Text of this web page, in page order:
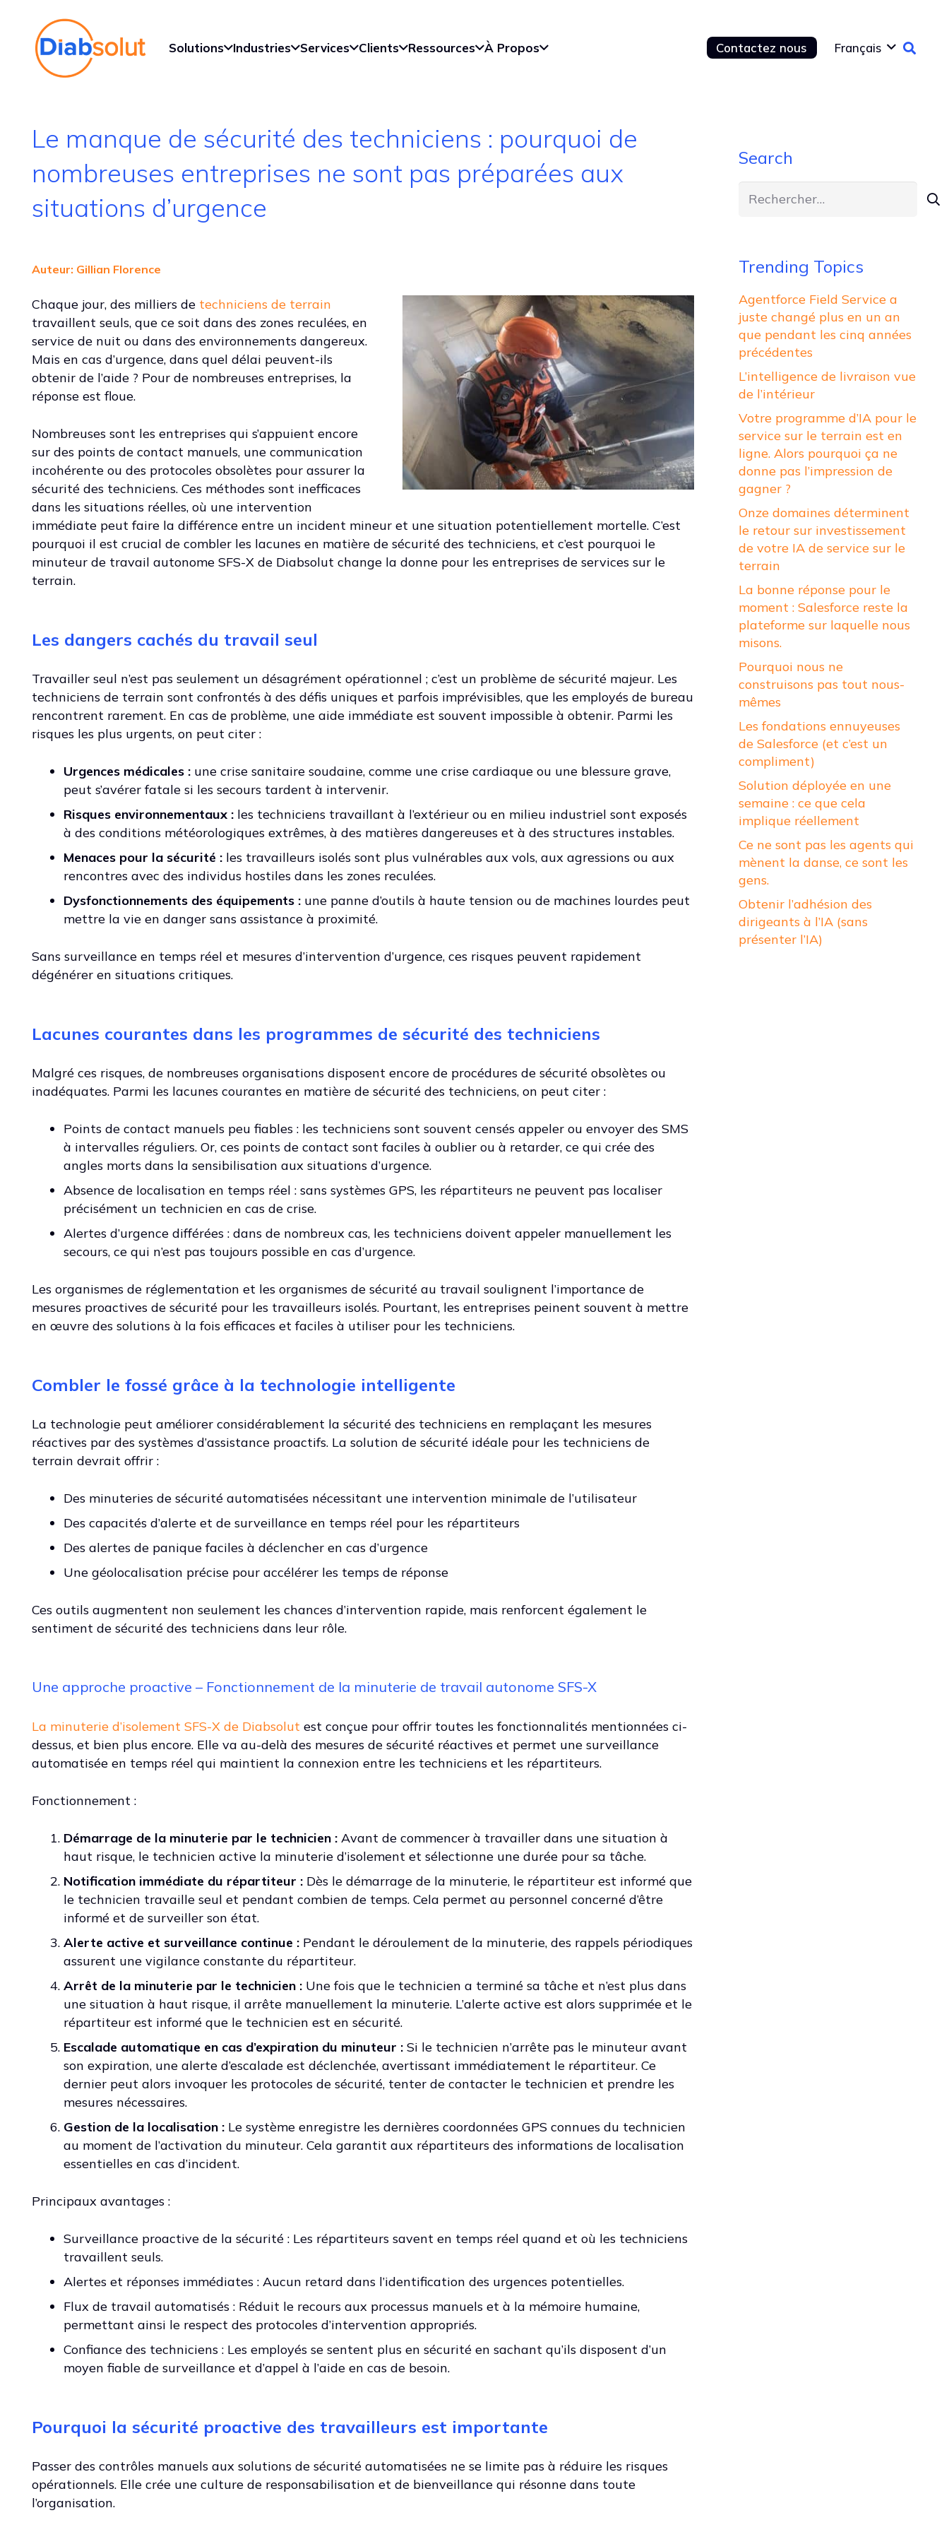
Solutions Industries Services Clients Ressources À Propos Contactez nous Français
Le manque de sécurité des techniciens : pourquoi de
nombreuses entreprises ne sont pas préparées aux
situations d’urgence
Auteur: Gillian Florence
Chaque jour, des milliers de techniciens de terrain
travaillent seuls, que ce soit dans des zones reculées, en
service de nuit ou dans des environnements dangereux.
Mais en cas d’urgence, dans quel délai peuvent-ils
obtenir de l’aide ? Pour de nombreuses entreprises, la
réponse est floue.
Nombreuses sont les entreprises qui s’appuient encore
sur des points de contact manuels, une communication
incohérente ou des protocoles obsolètes pour assurer la
sécurité des techniciens. Ces méthodes sont inefficaces
dans les situations réelles, où une intervention
immédiate peut faire la différence entre un incident mineur et une situation potentiellement mortelle. C’est
pourquoi il est crucial de combler les lacunes en matière de sécurité des techniciens, et c’est pourquoi le
minuteur de travail autonome SFS-X de Diabsolut change la donne pour les entreprises de services sur le
terrain.
Les dangers cachés du travail seul
Travailler seul n’est pas seulement un désagrément opérationnel ; c’est un problème de sécurité majeur. Les
techniciens de terrain sont confrontés à des défis uniques et parfois imprévisibles, que les employés de bureau
rencontrent rarement. En cas de problème, une aide immédiate est souvent impossible à obtenir. Parmi les
risques les plus urgents, on peut citer :
Urgences médicales : une crise sanitaire soudaine, comme une crise cardiaque ou une blessure grave,
peut s’avérer fatale si les secours tardent à intervenir.
Risques environnementaux : les techniciens travaillant à l’extérieur ou en milieu industriel sont exposés
à des conditions météorologiques extrêmes, à des matières dangereuses et à des structures instables.
Menaces pour la sécurité : les travailleurs isolés sont plus vulnérables aux vols, aux agressions ou aux
rencontres avec des individus hostiles dans les zones reculées.
Dysfonctionnements des équipements : une panne d’outils à haute tension ou de machines lourdes peut
mettre la vie en danger sans assistance à proximité.
Sans surveillance en temps réel et mesures d’intervention d’urgence, ces risques peuvent rapidement
dégénérer en situations critiques.
Lacunes courantes dans les programmes de sécurité des techniciens
Malgré ces risques, de nombreuses organisations disposent encore de procédures de sécurité obsolètes ou
inadéquates. Parmi les lacunes courantes en matière de sécurité des techniciens, on peut citer :
Points de contact manuels peu fiables : les techniciens sont souvent censés appeler ou envoyer des SMS
à intervalles réguliers. Or, ces points de contact sont faciles à oublier ou à retarder, ce qui crée des
angles morts dans la sensibilisation aux situations d’urgence.
Absence de localisation en temps réel : sans systèmes GPS, les répartiteurs ne peuvent pas localiser
précisément un technicien en cas de crise.
Alertes d’urgence différées : dans de nombreux cas, les techniciens doivent appeler manuellement les
secours, ce qui n’est pas toujours possible en cas d’urgence.
Les organismes de réglementation et les organismes de sécurité au travail soulignent l’importance de
mesures proactives de sécurité pour les travailleurs isolés. Pourtant, les entreprises peinent souvent à mettre
en œuvre des solutions à la fois efficaces et faciles à utiliser pour les techniciens.
Combler le fossé grâce à la technologie intelligente
La technologie peut améliorer considérablement la sécurité des techniciens en remplaçant les mesures
réactives par des systèmes d’assistance proactifs. La solution de sécurité idéale pour les techniciens de
terrain devrait offrir :
Des minuteries de sécurité automatisées nécessitant une intervention minimale de l’utilisateur
Des capacités d’alerte et de surveillance en temps réel pour les répartiteurs
Des alertes de panique faciles à déclencher en cas d’urgence
Une géolocalisation précise pour accélérer les temps de réponse
Ces outils augmentent non seulement les chances d’intervention rapide, mais renforcent également le
sentiment de sécurité des techniciens dans leur rôle.
Une approche proactive – Fonctionnement de la minuterie de travail autonome SFS-X
La minuterie d’isolement SFS-X de Diabsolut est conçue pour offrir toutes les fonctionnalités mentionnées ci-
dessus, et bien plus encore. Elle va au-delà des mesures de sécurité réactives et permet une surveillance
automatisée en temps réel qui maintient la connexion entre les techniciens et les répartiteurs.
Fonctionnement :
Démarrage de la minuterie par le technicien : Avant de commencer à travailler dans une situation à
haut risque, le technicien active la minuterie d’isolement et sélectionne une durée pour sa tâche.
Notification immédiate du répartiteur : Dès le démarrage de la minuterie, le répartiteur est informé que
le technicien travaille seul et pendant combien de temps. Cela permet au personnel concerné d’être
informé et de surveiller son état.
Alerte active et surveillance continue : Pendant le déroulement de la minuterie, des rappels périodiques
assurent une vigilance constante du répartiteur.
Arrêt de la minuterie par le technicien : Une fois que le technicien a terminé sa tâche et n’est plus dans
une situation à haut risque, il arrête manuellement la minuterie. L’alerte active est alors supprimée et le
répartiteur est informé que le technicien est en sécurité.
Escalade automatique en cas d’expiration du minuteur : Si le technicien n’arrête pas le minuteur avant
son expiration, une alerte d’escalade est déclenchée, avertissant immédiatement le répartiteur. Ce
dernier peut alors invoquer les protocoles de sécurité, tenter de contacter le technicien et prendre les
mesures nécessaires.
Gestion de la localisation : Le système enregistre les dernières coordonnées GPS connues du technicien
au moment de l’activation du minuteur. Cela garantit aux répartiteurs des informations de localisation
essentielles en cas d’incident.
Principaux avantages :
Surveillance proactive de la sécurité : Les répartiteurs savent en temps réel quand et où les techniciens
travaillent seuls.
Alertes et réponses immédiates : Aucun retard dans l’identification des urgences potentielles.
Flux de travail automatisés : Réduit le recours aux processus manuels et à la mémoire humaine,
permettant ainsi le respect des protocoles d’intervention appropriés.
Confiance des techniciens : Les employés se sentent plus en sécurité en sachant qu’ils disposent d’un
moyen fiable de surveillance et d’appel à l’aide en cas de besoin.
Pourquoi la sécurité proactive des travailleurs est importante
Passer des contrôles manuels aux solutions de sécurité automatisées ne se limite pas à réduire les risques
opérationnels. Elle crée une culture de responsabilisation et de bienveillance qui résonne dans toute
l’organisation.
Search
Trending Topics
Agentforce Field Service a
juste changé plus en un an
que pendant les cinq années
précédentes
L’intelligence de livraison vue
de l’intérieur
Votre programme d’IA pour le
service sur le terrain est en
ligne. Alors pourquoi ça ne
donne pas l’impression de
gagner ?
Onze domaines déterminent
le retour sur investissement
de votre IA de service sur le
terrain
La bonne réponse pour le
moment : Salesforce reste la
plateforme sur laquelle nous
misons.
Pourquoi nous ne
construisons pas tout nous-
mêmes
Les fondations ennuyeuses
de Salesforce (et c’est un
compliment)
Solution déployée en une
semaine : ce que cela
implique réellement
Ce ne sont pas les agents qui
mènent la danse, ce sont les
gens.
Obtenir l’adhésion des
dirigeants à l’IA (sans
présenter l’IA)